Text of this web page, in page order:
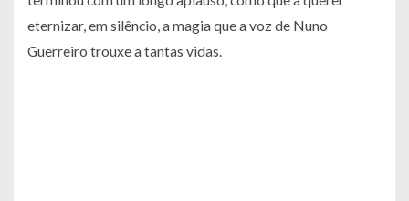
eternizar, em silêncio, a magia que a voz de Nuno
Guerreiro trouxe a tantas vidas.